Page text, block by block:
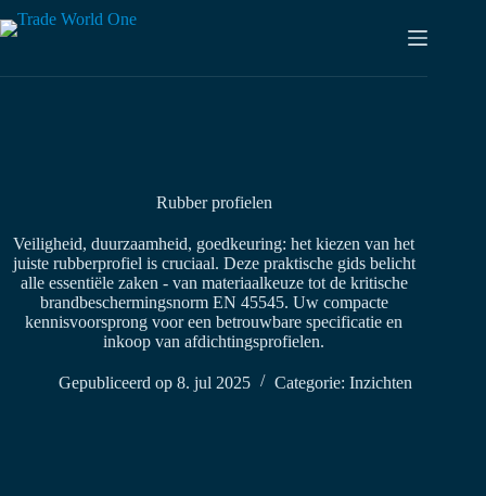
naar
Rubber profielen
Veiligheid, duurzaamheid, goedkeuring: het kiezen van het
juiste rubberprofiel is cruciaal. Deze praktische gids belicht
alle essentiële zaken - van materiaalkeuze tot de kritische
brandbeschermingsnorm EN 45545. Uw compacte
kennisvoorsprong voor een betrouwbare specificatie en
inkoop van afdichtingsprofielen.
Gepubliceerd op 8. jul 2025 Categorie: Inzichten